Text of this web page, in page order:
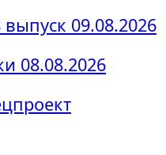
09.08.2026
08.08.2026